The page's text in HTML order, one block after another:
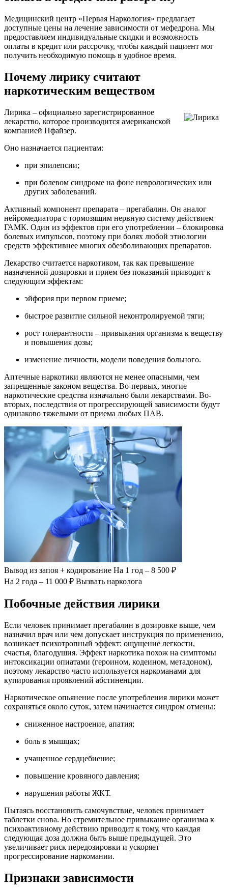
Медицинский центр «Первая Наркология» предлагает
доступные цены на лечение зависимости от мефедрона. Мы
предоставляем индивидуальные скидки и возможность
оплаты в кредит или рассрочку, чтобы каждый пациент мог
получить необходимую помощь в удобное время.
Почему лирику считают
наркотическим веществом
Лирика – официально зарегистрированное
лекарство, которое производится американской
компанией Пфайзер.
Оно назначается пациентам:
при эпилепсии;
при болевом синдроме на фоне неврологических или
других заболеваний.
Активный компонент препарата – прегабалин. Он аналог
нейромедиатора с тормозящим нервную систему действием
ГАМК. Один из эффектов при его употреблении – блокировка
болевых импульсов, поэтому при болях любой этиологии
средств эффективнее многих обезболивающих препаратов.
Лекарство считается наркотиком, так как превышение
назначенной дозировки и прием без показаний приводит к
следующим эффектам:
эйфория при первом приеме;
быстрое развитие сильной неконтролируемой тяги;
рост толерантности – привыкания организма к веществу
и повышения дозы;
изменение личности, модели поведения больного.
Аптечные наркотики являются не менее опасными, чем
запрещенные законом вещества. Во-первых, многие
наркотические средства изначально были лекарствами. Во-
вторых, последствия от прогрессирующей зависимости будут
одинаково тяжелыми от приема любых ПАВ.
Вывод из запоя + кодирование На 1 год – 8 500 ₽
На 2 года – 11 000 ₽ Вызвать нарколога
Побочные действия лирики
Если человек принимает прегабалин в дозировке выше, чем
назначил врач или чем допускает инструкция по применению,
возникает психотропный эффект: ощущение легкости,
счастья, благодушия. Эффект наркотика похож на симптомы
интоксикации опиатами (героином, кодеином, метадоном),
поэтому лекарство часто используется наркоманами для
купирования проявлений абстиненции.
Наркотическое опьянение после употребления лирики может
сохраняться около суток, затем начинается синдром отмены:
сниженное настроение, апатия;
боль в мышцах;
учащенное сердцебиение;
повышение кровяного давления;
нарушения работы ЖКТ.
Пытаясь восстановить самочувствие, человек принимает
таблетки снова. Но стремительное привыкание организма к
психоактивному действию приводит к тому, что каждая
следующая доза должна быть выше предыдущей. Это
увеличивает риск передозировки и ускоряет
прогрессирование наркомании.
Признаки зависимости